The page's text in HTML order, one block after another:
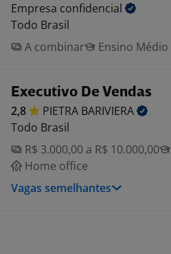
Empresa confidencial
Todo Brasil
A combinar
Ensino Médio
Executivo De Vendas
2,8 PIETRA BARIVIERA
Todo Brasil
R$ 3.000,00 a R$ 10.000,00
Home office
Vagas semelhantes